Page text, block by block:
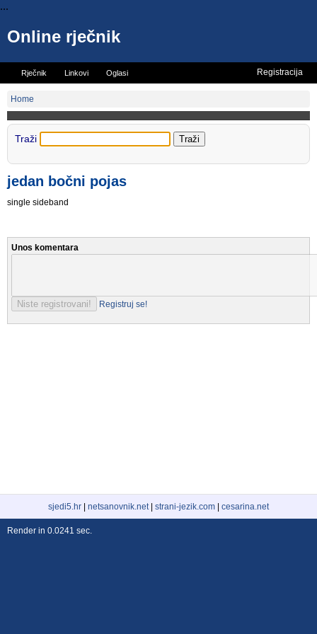
...
Online rječnik
Rječnik Linkovi Oglasi Registracija
Home
Traži
jedan bočni pojas
single sideband
Unos komentara
Registruj se!
sjedi5.hr netsanovnik.net| strani-jezik.com cesarina.net
Render in 0.0241 sec.